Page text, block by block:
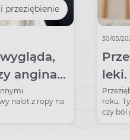
przeziębienie
angina
nalot z ropy na
30/05/
roku.
czy ból